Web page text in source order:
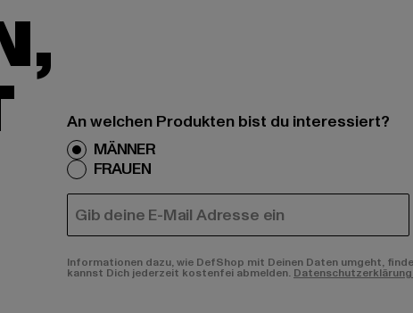
An welchen Produkten bist du interessiert?
MÄNNER
FRAUEN
E-MAIL
Informationen dazu, wie DefShop mit Deinen Daten umgeht,
kannst Dich jederzeit kostenfei abmelden.